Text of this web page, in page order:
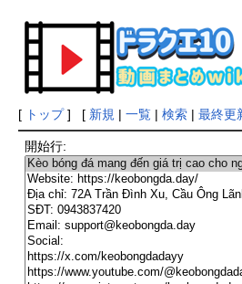
[ トップ] [ 新規 | 一覧| 検索| 最終更
開始行: